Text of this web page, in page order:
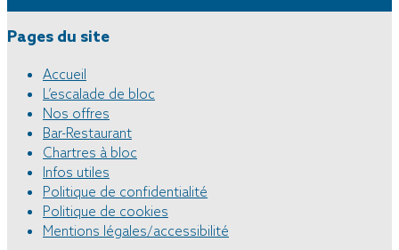
Pages du site
Accueil
L’escalade de bloc
Nos offres
Bar-Restaurant
Chartres à bloc
Infos utiles
Politique de confidentialité
Politique de cookies
Mentions légales/accessibilité